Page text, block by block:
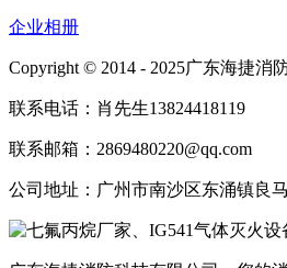
企业相册
Copyright © 2014 - 2025广东海捷消
联系电话：肖先生13824418119
联系邮箱：2869480220@qq.com
公司地址：广州市南沙区东涌镇良